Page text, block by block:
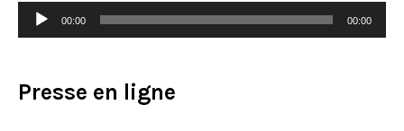
Lecteur
audio00:00 00:00
Presse en ligne